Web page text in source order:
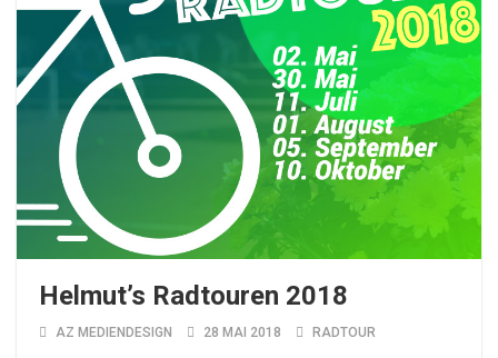
Helmut’s Radtouren 2018
AZ MEDIENDESIGN 28 MAI 2018 RADTOUR